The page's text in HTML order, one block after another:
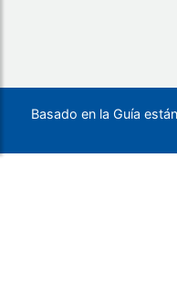
Basado en la Guía